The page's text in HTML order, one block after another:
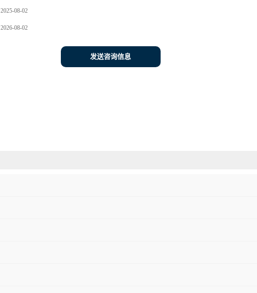
2025-08-02
2026-08-02
发送咨询信息